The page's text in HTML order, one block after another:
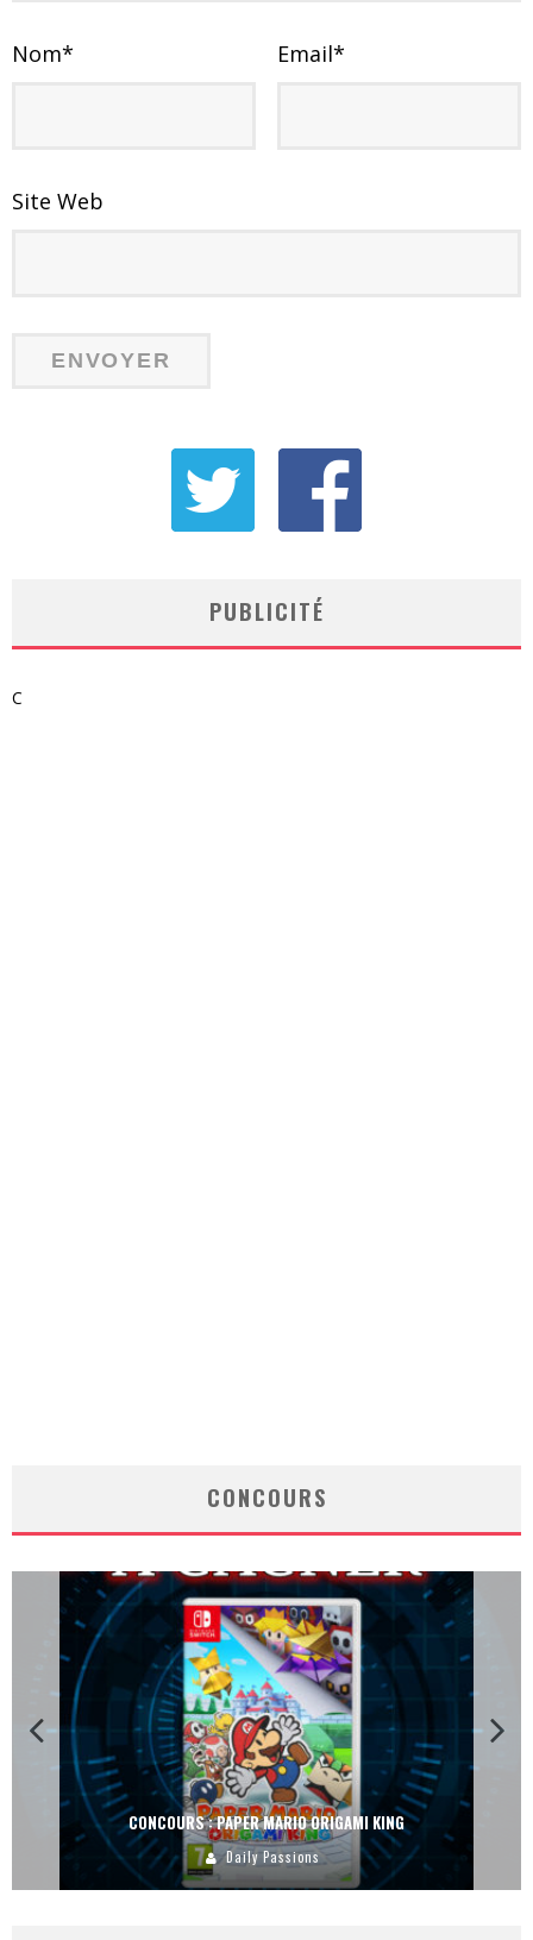
Nom* Email*
Site Web
PUBLICITÉ
C
CONCOURS
CONCOURS : PAPER MARIO ORIGAMI KING
Daily Passions